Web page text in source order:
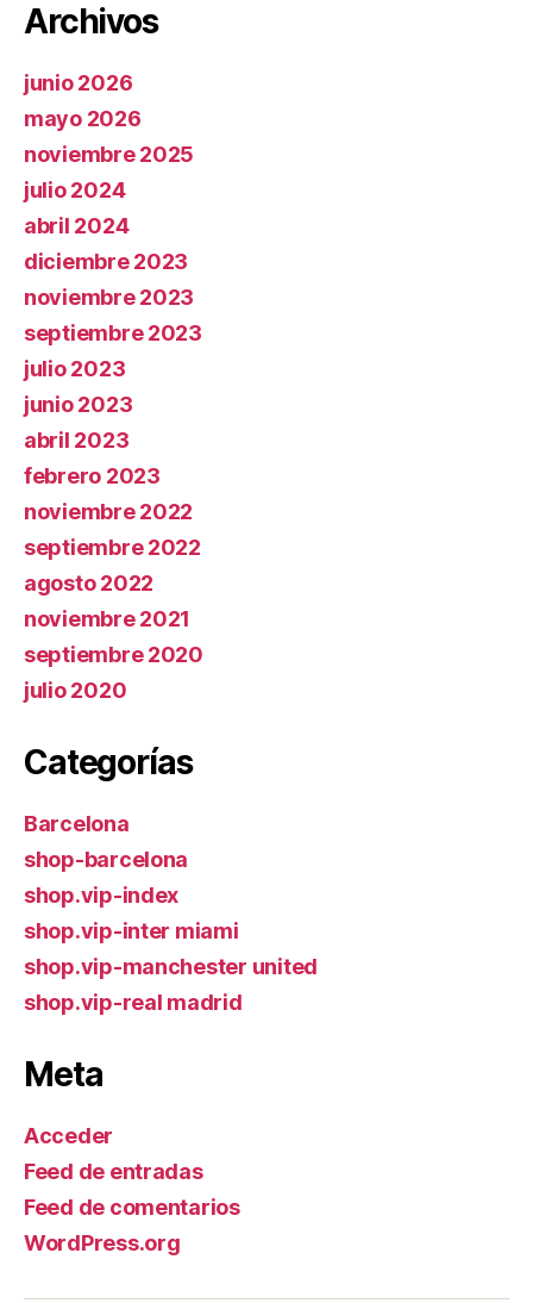
Archivos
junio 2026
mayo 2026
noviembre 2025
julio 2024
abril 2024
diciembre 2023
noviembre 2023
septiembre 2023
julio 2023
junio 2023
abril 2023
febrero 2023
noviembre 2022
septiembre 2022
agosto 2022
noviembre 2021
septiembre 2020
julio 2020
Categorías
Barcelona
shop-barcelona
shop.vip-index
shop.vip-inter miami
shop.vip-manchester united
shop.vip-real madrid
Meta
Acceder
Feed de entradas
Feed de comentarios
WordPress.org